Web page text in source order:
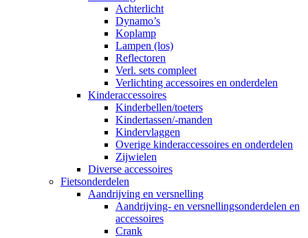
Achterlicht
Dynamo’s
Koplamp
Lampen (los)
Reflectoren
Verl. sets compleet
Verlichting accessoires en onderdelen
Kinderaccessoires
Kinderbellen/toeters
Kindertassen/-manden
Kindervlaggen
Overige kinderaccessoires en onderdelen
Zijwielen
Diverse accessoires
Fietsonderdelen
Aandrijving en versnelling
Aandrijving- en versnellingsonderdelen en
accessoires
Crank